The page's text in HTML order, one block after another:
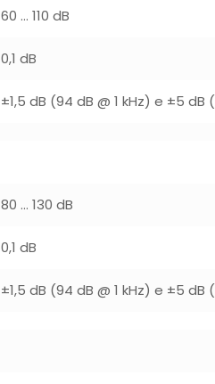
60 … 110 dB
0,1 dB
±1,5 dB (94 dB @ 1 kHz) e ±5 dB
80 … 130 dB
0,1 dB
±1,5 dB (94 dB @ 1 kHz) e ±5 dB